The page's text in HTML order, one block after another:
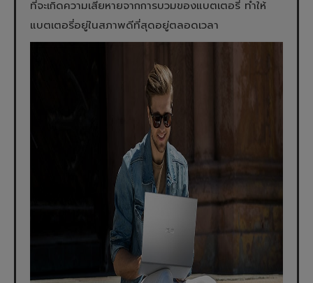
ที่จะเกิดความเสียหายจากการบวมของแบตเตอรี่ ทำให้
แบตเตอรี่อยู่ในสภาพดีที่สุดอยู่ตลอดเวลา